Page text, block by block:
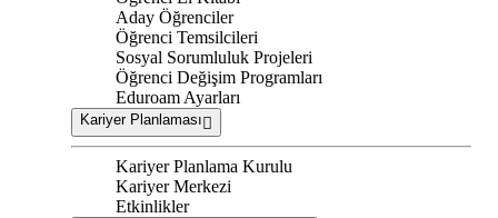
Aday Öğrenciler
Öğrenci Temsilcileri
Sosyal Sorumluluk Projeleri
Öğrenci Değişim Programları
Eduroam Ayarları
Kariyer Planlaması
Kariyer Planlama Kurulu
Kariyer Merkezi
Etkinlikler